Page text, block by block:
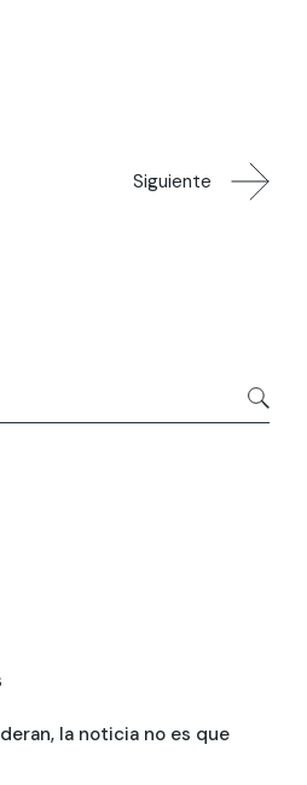
Siguiente
la noticia no es que